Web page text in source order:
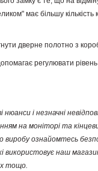
має більшу кількість
дверне полотно з
регулювати
і незначні
на моніторі та
виробу ознайомтесь
наш
тощо.